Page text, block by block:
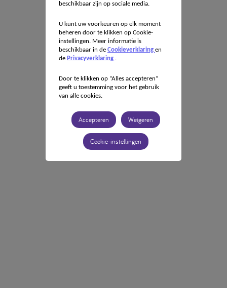
beschikbaar zijn op sociale media.
U kunt uw voorkeuren op elk moment
beheren door te klikken op Cookie-
instellingen. Meer informatie is
beschikbaar in de Cookieverklaring en
de Privacyverklaring .
Door te klikken op “Alles accepteren”
geeft u toestemming voor het gebruik
van alle cookies.
Accepteren Weigeren
Cookie-instellingen